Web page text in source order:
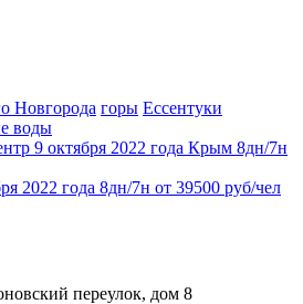
Новгорода горы Ессентуки
воды
9 октября 2022 года Крым 8дн/7н
2022 года 8дн/7н от 39500 руб/чел
переулок, дом 8